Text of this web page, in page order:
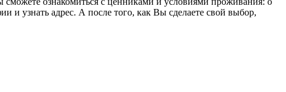
и узнать адрес. А после того, как Вы сделаете свой выбор,